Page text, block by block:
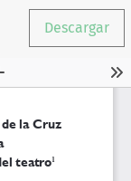
Descargar